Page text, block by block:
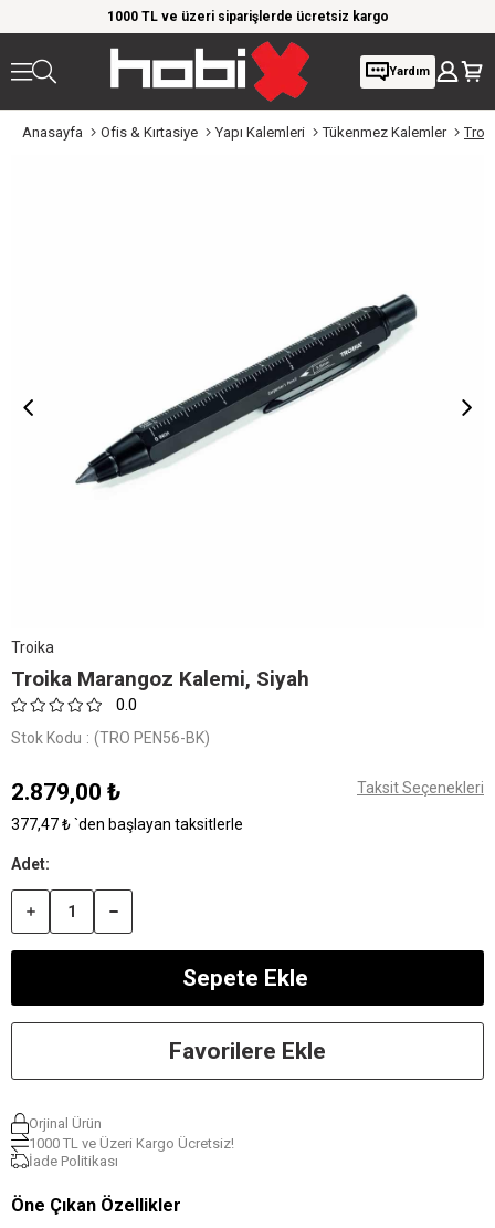
1000 TL ve üzeri siparişlerde ücretsiz kargo
Yardım
Anasayfa Ofis & Kırtasiye Yapı Kalemleri Tükenmez Kalemler
Troika
Troika Marangoz Kalemi, Siyah
0.0
Stok Kodu (TRO PEN56-BK)
2.879,00 ₺ Taksit Seçenekleri
377,47 ₺`den başlayan taksitlerle
Favorilere Ekle
Orjinal Ürün
1000 TL ve Üzeri Kargo Ücretsiz!
İade Politikası
Öne Çıkan Özellikler